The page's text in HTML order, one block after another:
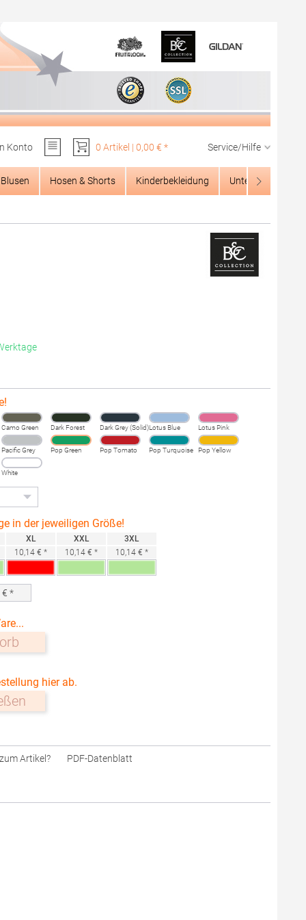
Konto
0 Artikel | 0,00 € * Service/Hilfe
Hosen & Shorts Kinderbekleidung Unterwäsche
Camo Green Dark Forest Dark Grey (Solid)Lotus Blue Lotus Pink
Pacific Grey Pop Green Pop Tomato Pop Turquoise Pop Yellow
White
in der jeweiligen Größe!
XL
10,14 € *
XXL
10,14 € *
3XL
10,14 € *
€ *
hier ab.
Artikel? PDF-Datenblatt